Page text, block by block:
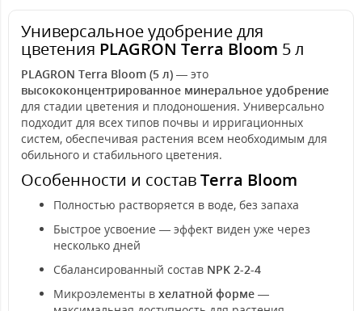
Универсальное удобрение для
цветения PLAGRON Terra Bloom 5 л
PLAGRON Terra Bloom (5 л) — это
высококонцентрированное минеральное удобрение
для стадии цветения и плодоношения. Универсально
подходит для всех типов почвы и ирригационных
систем, обеспечивая растения всем необходимым для
обильного и стабильного цветения.
Особенности и составTerra Bloom
Полностью растворяется в воде, без запаха
Быстрое усвоение — эффект виден уже через
несколько дней
Сбалансированный состав NPK 2-2-4
Микроэлементы в хелатной форме —